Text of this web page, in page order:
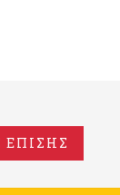
ΕΠΙΣΗΣ